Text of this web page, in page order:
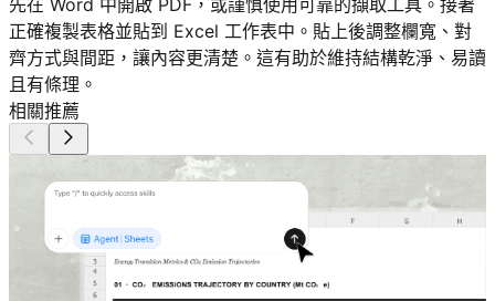
先在 Word 中開啟 PDF，或謹慎使用可靠的擷取工具。接著
正確複製表格並貼到 Excel 工作表中。貼上後調整欄寬、對
齊方式與間距，讓內容更清楚。這有助於維持結構乾淨、易讀
且有條理。
相關推薦